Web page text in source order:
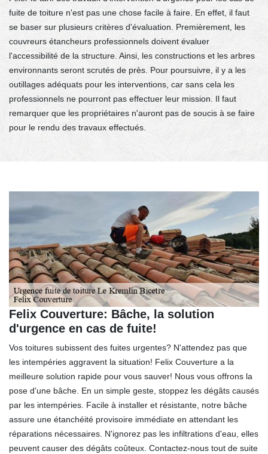
fuite de toiture n'est pas une chose facile à faire. En effet, il faut
se baser sur plusieurs critères d'évaluation. Premièrement, les
couvreurs étancheurs professionnels doivent évaluer
l'accessibilité de la structure. Ainsi, les constructions et les arbres
environnants seront scrutés de près. Pour poursuivre, il y a les
outillages adéquats pour les interventions, car sans cela les
professionnels ne pourront pas effectuer leur mission. Il faut
remarquer que les propriétaires n'auront pas de soucis à se faire
pour le rendu des travaux effectués.
Felix Couverture: Bâche, la solution
d'urgence en cas de fuite!
Vos toitures subissent des fuites urgentes? N'attendez pas que
les intempéries aggravent la situation! Felix Couverture a la
meilleure solution rapide pour vous sauver! Nous vous offrons la
pose d'une bâche. En un simple geste, stoppez les dégâts causés
par les intempéries. Facile à installer et résistante, notre bâche
assure une étanchéité provisoire immédiate en attendant les
réparations nécessaires. N'ignorez pas les infiltrations d'eau, elles
peuvent causer des dégâts coûteux. Contactez-nous tout de suite